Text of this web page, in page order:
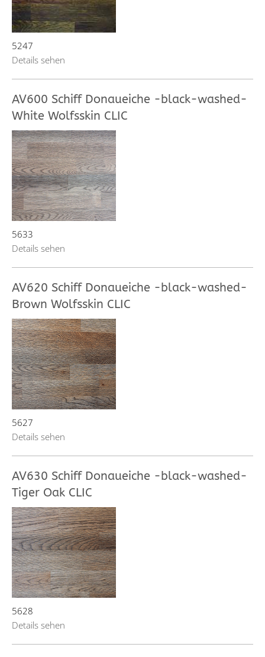
5247
Details sehen
AV600 Schiff Donaueiche -black-washed-
White Wolfsskin CLIC
5633
Details sehen
AV620 Schiff Donaueiche -black-washed-
Brown Wolfsskin CLIC
5627
Details sehen
AV630 Schiff Donaueiche -black-washed-
Tiger Oak CLIC
5628
Details sehen